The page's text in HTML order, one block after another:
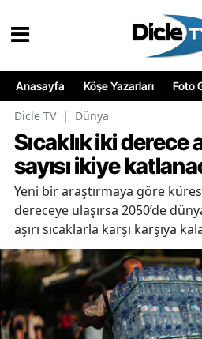
Anasayfa Köşe Yazarları Foto
Dicle TV | Dünya
Sıcaklık iki
sayısı ikiye
Yeni bir araştırmaya göre
dereceye ulaşırsa 2050’de
aşırı sıcaklarla karşı karşıya